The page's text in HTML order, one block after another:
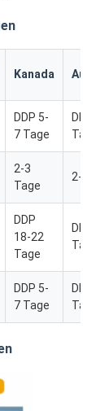
Kanada
DDP 5-
7 Tage
DDP
Tage
2-3
Tage
2-3
DDP
18-22
Tage
DDP
Tage
DDP 5-
7 Tage
DDP
Tage